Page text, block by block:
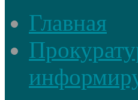
Главная